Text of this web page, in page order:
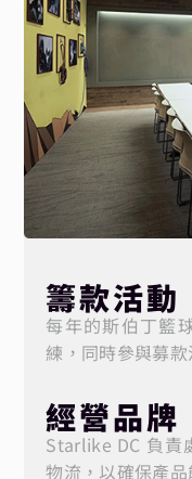
籌款活動
每年的斯伯丁籃
練，同時參與募款
經營品牌
Starlike DC 負責
物流，以確保產